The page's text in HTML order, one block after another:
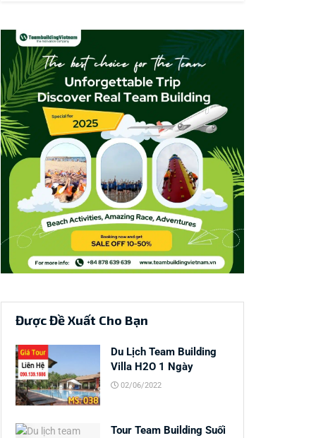
Được Đề Xuất Cho Bạn
Du Lịch Team Building
Villa H2O 1 Ngày
02/06/2022
Tour Team Building Suối